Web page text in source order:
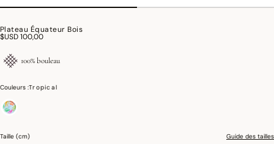
Plateau Équateur Bois
$USD 100,00
100% bouleau
Couleurs :Tropical
Taille (cm) Guide des tailles